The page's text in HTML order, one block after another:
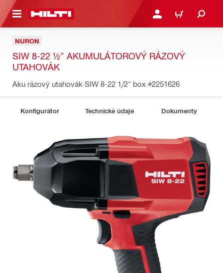
HLAVNÍ OBSAH PŘIHLÁSIT NEBO
KOŠÍK
NURON
SIW 8-22 ½” AKUMULÁTOROVÝ RÁZOVÝ
UTAHOVÁK
Aku rázový utahovák SIW 8-22 1/2" box #2251626
Konfigurátor Technické údaje Dokumenty